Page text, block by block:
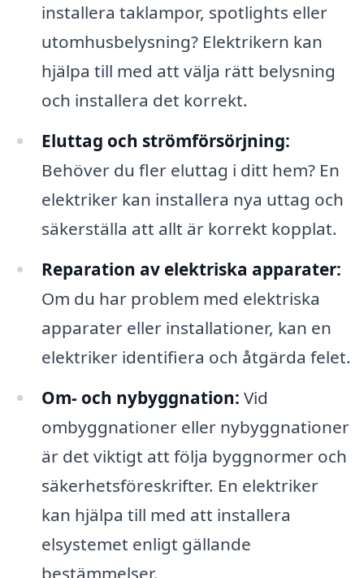
installera taklampor, spotlights eller
utomhusbelysning? Elektrikern kan
hjälpa till med att välja rätt belysning
och installera det korrekt.
Eluttag och strömförsörjning:
Behöver du fler eluttag i ditt hem? En
elektriker kan installera nya uttag och
säkerställa att allt är korrekt kopplat.
Reparation av elektriska apparater:
Om du har problem med elektriska
apparater eller installationer, kan en
elektriker identifiera och åtgärda felet.
Om- och nybyggnation: Vid
ombyggnationer eller nybyggnationer
är det viktigt att följa byggnormer och
säkerhetsföreskrifter. En elektriker
kan hjälpa till med att installera
elsystemet enligt gällande
bestämmelser.